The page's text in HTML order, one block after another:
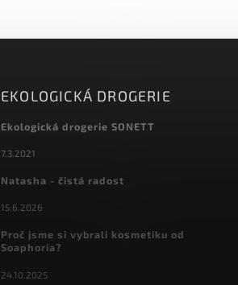
EKOLOGICKÁ DROGERIE
Ekologická drogerie SONETT
7.3.2021
Natasha - čistá radost
15.6.2026
Proč jsme si vybrali kosmetiku od
Soaphoria?
24.10.2025